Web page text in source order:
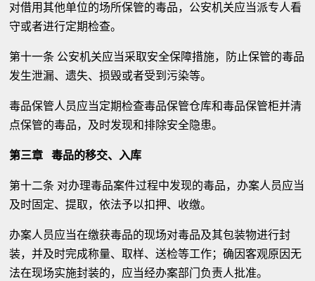
对借用其他单位的场所保管的毒品，公安机关应当派专人看
守或者进行定期检查。
第十一条 公安机关应当采取安全保障措施，防止保管的毒品
发生泄漏、遗失、损毁或者受到污染等。
毒品保管人员应当定期检查毒品保管仓库和毒品保管柜并清
点保管的毒品，及时发现和排除安全隐患。
第三章 毒品的移交、入库
第十二条 对办理毒品案件过程中发现的毒品，办案人员应当
及时固定、提取，依法予以扣押、收缴。
办案人员应当在缴获毒品的现场对毒品及其包装物进行封
装，并及时完成称量、取样、送检等工作；确因客观原因无
法在现场实施封装的，应当经办案部门负责人批准。